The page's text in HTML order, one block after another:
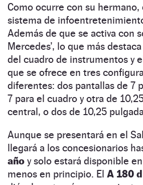
Como ocurre con su
sistema de
Además de que se activa con
Mercedes’, lo que más
del cuadro de instrumentos y
que se ofrece en tres
diferentes: dos pantallas de 7
7 para el cuadro y otra de
central, o dos de 10,25
Aunque se presentará en el
llegará a los concesionarios
año y solo estará disponible
menos en principio. El A 180 d